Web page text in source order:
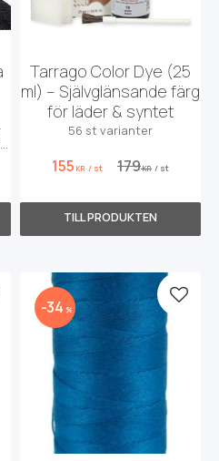
Tarrago Color Dye (25
ml) – Självglänsande färg
för läder & syntet
56 st varianter
155 KR / st 179KR / st
till i favoriter
34 % Lägg